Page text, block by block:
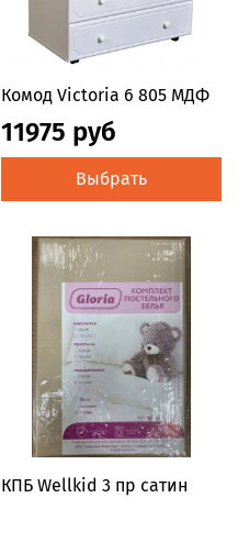
Комод Victoria 6 805 МДФ
11975 руб
Выбрать
КПБ Wellkid 3 пр сатин